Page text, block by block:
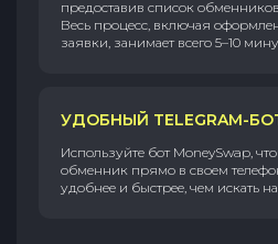
предоставив список
Весь процесс, включая
заявки, занимает всего 5–10
УДОБНЫЙ TELEGRAM-
Используйте бот MoneySwap,
обменник прямо в своем
удобнее и быстрее, чем искать на